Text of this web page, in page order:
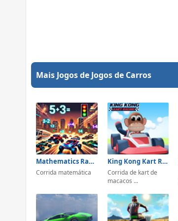
Mais Jogos de Jogos de Carros
Mathematics Racing
Corrida matemática
King Kong Kart Racing
Corrida de kart de
macacos ...